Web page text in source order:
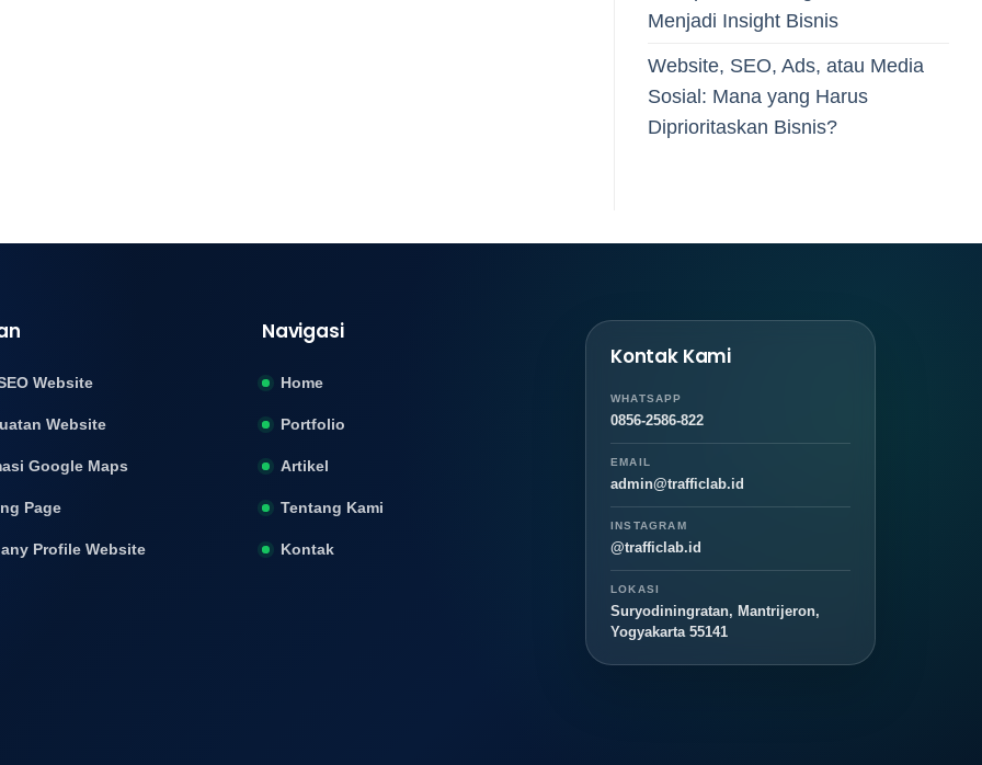
Menjadi Insight Bisnis
Website, SEO, Ads, atau Media
Sosial: Mana yang Harus
Diprioritaskan Bisnis?
Website
Website
Google Maps
Page
Profile Website
Navigasi
Home
Portfolio
Artikel
Tentang Kami
Kontak
Kontak Kami
WHATSAPP
0856-2586-822
EMAIL
admin@trafficlab.id
INSTAGRAM
@trafficlab.id
LOKASI
Suryodiningratan, Mantrijeron,
Yogyakarta 55141